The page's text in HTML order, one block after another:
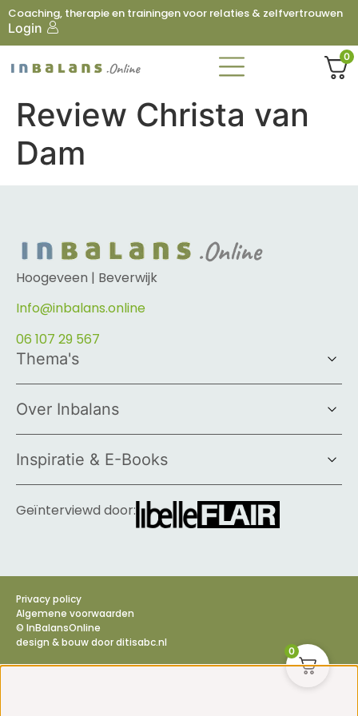
Coaching, therapie en trainingen voor relaties & zelfvertrouwen
Login
0
Review Christa van
Dam
Hoogeveen | Beverwijk
Info@inbalans.online
06 107 29 567
Thema's
Over Inbalans
Inspiratie & E-Books
Geïnterviewd door:
Privacy policy
Algemene voorwaarden
© InBalansOnline
design & bouw doorditisabc.nl
0